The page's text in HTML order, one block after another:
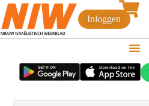
Inloggen